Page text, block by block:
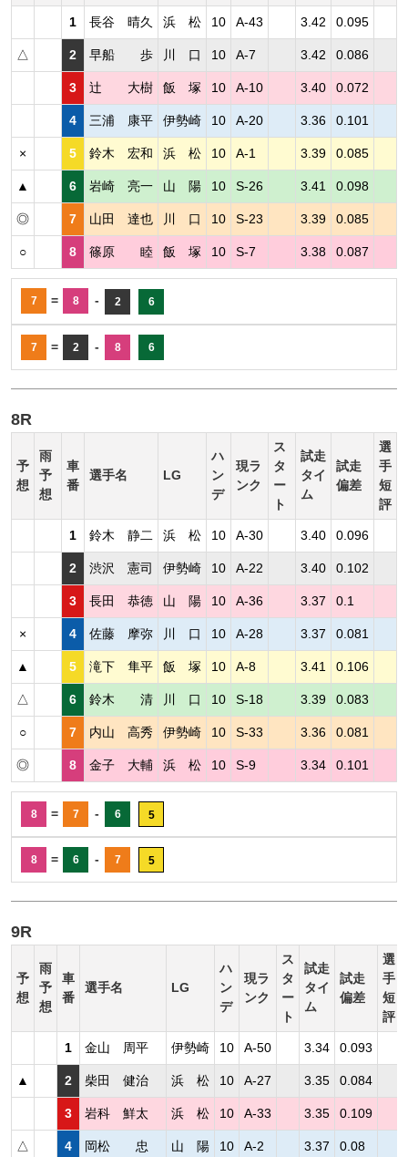
1 長谷 晴久 浜 松 10 A-43 3.42 0.095
△ 2 早船 歩 川 口 10 A-7 3.42 0.086
3 辻 大樹 飯 塚 10 A-10 3.40 0.072
4 三浦 康平 伊勢崎 10 A-20 3.36 0.101
× 5 鈴木 宏和 浜 松 10 A-1 3.39 0.085
▲ 6 岩崎 亮一 山 陽 10 S-26 3.41 0.098
◎ 7 山田 達也 川 口 10 S-23 3.39 0.085
○ 8 篠原 睦 飯 塚 10 S-7 3.38 0.087
7 = 8 - 2 6
7 = 2 - 8 6
8R
予
想
雨
予
想
車
番
選手名 LG
ハ
ン
デ
現ラ
ンク
ス
タ
ー
ト
試走
タイ
ム
試走
偏差
選
手
短
評
1 鈴木 静二 浜 松 10 A-30 3.40 0.096
2 渋沢 憲司 伊勢崎 10 A-22 3.40 0.102
3 長田 恭徳 山 陽 10 A-36 3.37 0.1
× 4 佐藤 摩弥 川 口 10 A-28 3.37 0.081
▲ 5 滝下 隼平 飯 塚 10 A-8 3.41 0.106
△ 6 鈴木 清 川 口 10 S-18 3.39 0.083
○ 7 内山 高秀 伊勢崎 10 S-33 3.36 0.081
◎ 8 金子 大輔 浜 松 10 S-9 3.34 0.101
8 = 7 - 6 5
8 = 6 - 7 5
9R
予
想
雨
予
想
車
番
選手名 LG
ハ
ン
デ
現ラ
ンク
ス
タ
ー
ト
試走
タイ
ム
試走
偏差
選
手
短
評
1 金山 周平 伊勢崎 10 A-50 3.34 0.093
▲ 2 柴田 健治 浜 松 10 A-27 3.35 0.084
3 岩科 鮮太 浜 松 10 A-33 3.35 0.109
△ 4 岡松 忠 山 陽 10 A-2 3.37 0.08